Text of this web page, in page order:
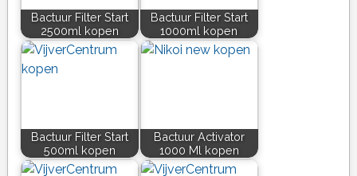
Bactuur Filter Start
2500ml kopen
Bactuur Filter Start
1000ml kopen
Bactuur Filter Start
500ml kopen
Bactuur Activator
1000 Ml kopen